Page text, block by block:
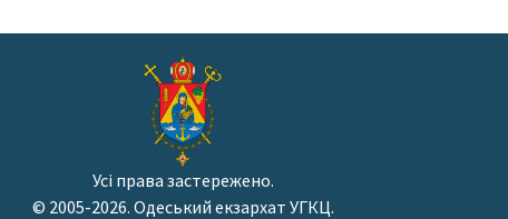
Усі права застережено.
© 2005-2026. Одеський екзархат УГКЦ.